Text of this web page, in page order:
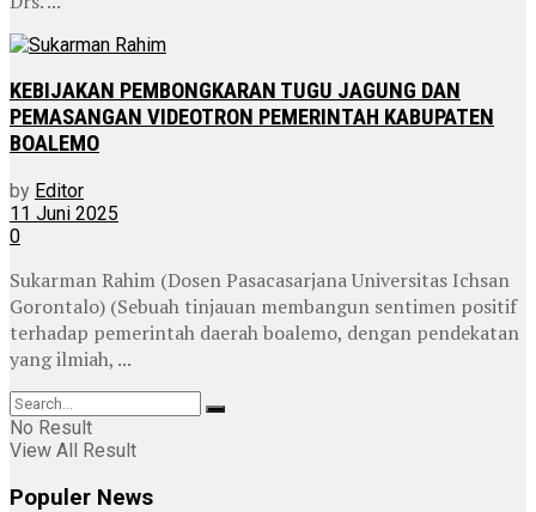
KEBIJAKAN PEMBONGKARAN TUGU JAGUNG DAN
PEMASANGAN VIDEOTRON PEMERINTAH KABUPATEN
BOALEMO
by Editor
11 Juni 2025
0
Sukarman Rahim (Dosen Pasacasarjana Universitas Ichsan
Gorontalo) (Sebuah tinjauan membangun sentimen positif
terhadap pemerintah daerah boalemo, dengan pendekatan
yang ilmiah, ...
No Result
View All Result
Populer News